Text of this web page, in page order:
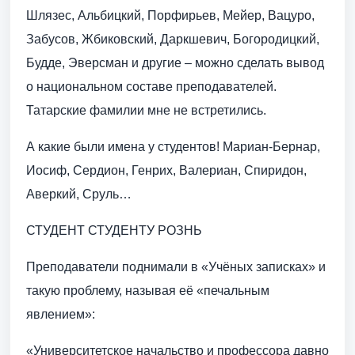
Шлязес, Альбицкий, Порфирьев, Мейер, Вацуро,
Забусов, Жбиковский, Даркшевич, Богородицкий,
Будде, Эверсман и другие – можно сделать вывод
о национальном составе преподавателей.
Татарские фамилии мне не встретились.
А какие были имена у студентов! Мариан-Бернар,
Иосиф, Сердион, Генрих, Валериан, Спиридон,
Аверкий, Сруль…
СТУДЕНТ СТУДЕНТУ РОЗНЬ
Преподаватели поднимали в «Учёных записках» и
такую проблему, называя её «печальным
явлением»:
«Университетское начальство и профессора давно